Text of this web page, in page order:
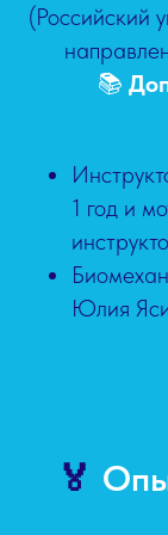
(Российский
📚
1 год и
Юлия
🏅